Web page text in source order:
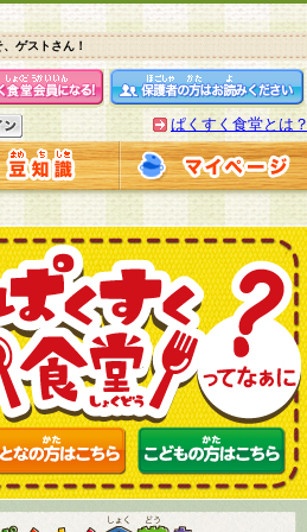
ゲストさん！
ぱくすく食堂とは？